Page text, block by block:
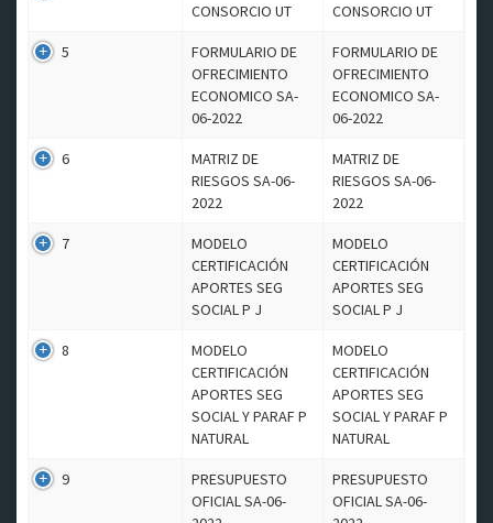
CONSORCIO UT
CONSORCIO UT
5
FORMULARIO DE
OFRECIMIENTO
ECONOMICO SA-
06-2022
FORMULARIO DE
OFRECIMIENTO
ECONOMICO SA-
06-2022
6
MATRIZ DE
RIESGOS SA-06-
2022
MATRIZ DE
RIESGOS SA-06-
2022
7
MODELO
CERTIFICACIÓN
APORTES SEG
SOCIAL P J
MODELO
CERTIFICACIÓN
APORTES SEG
SOCIAL P J
8
MODELO
CERTIFICACIÓN
APORTES SEG
SOCIAL Y PARAF P
NATURAL
MODELO
CERTIFICACIÓN
APORTES SEG
SOCIAL Y PARAF P
NATURAL
9
PRESUPUESTO
OFICIAL SA-06-
PRESUPUESTO
OFICIAL SA-06-